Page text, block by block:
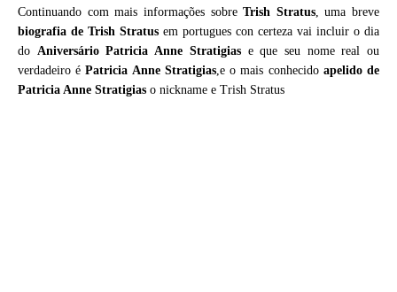
Continuando com mais informações sobreTrish Stratus, uma breve
biografia de Trish Stratus em portugues con certeza vai incluir o dia
do Aniversário Patricia Anne Stratigiase que seu nome real ou
verdadeiro éPatricia Anne Stratigias,e o mais conhecido apelido de
Patricia Anne Stratigias o nickname e Trish Stratus